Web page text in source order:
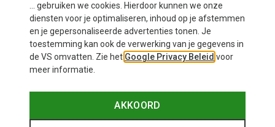
... gebruiken we cookies. Hierdoor kunnen we onze
diensten voor je optimaliseren, inhoud op je afstemmen
en je gepersonaliseerde advertenties tonen. Je
toestemming kan ook de verwerking van je gegevens in
de VS omvatten. Zie het Google Privacy Beleid voor
meer informatie.
AKKOORD